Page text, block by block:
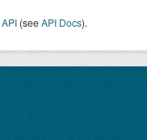
API (seeAPI Docs).